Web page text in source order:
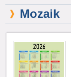
Mozaik